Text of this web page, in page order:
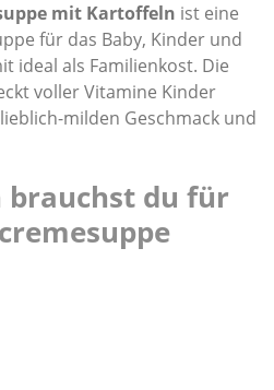
mit Kartoffeln ist eine
für das Baby, Kinder und
ideal als Familienkost. Die
voller Vitamine Kinder
milden Geschmack und
brauchst du für